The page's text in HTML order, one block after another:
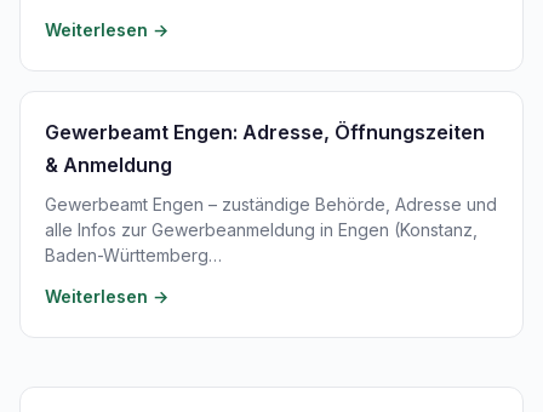
Weiterlesen →
Gewerbeamt Engen: Adresse, Öffnungszeiten
& Anmeldung
Gewerbeamt Engen – zuständige Behörde, Adresse und
alle Infos zur Gewerbeanmeldung in Engen (Konstanz,
Baden-Württemberg…
Weiterlesen →